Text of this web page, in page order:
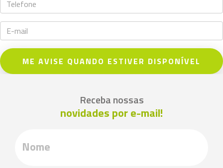
ME AVISE QUANDO ESTIVER DISPONÍVEL
Receba nossas
novidades por e-mail!